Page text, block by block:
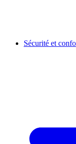
Sécurité et